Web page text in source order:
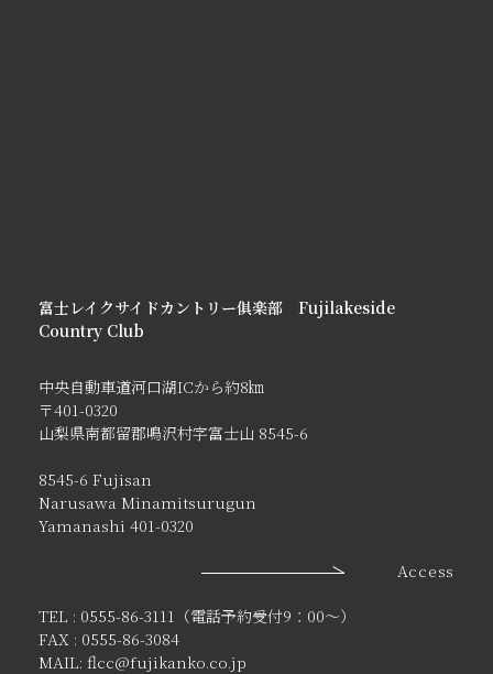
富士レイクサイドカントリー俱楽部 Fujilakeside
Country Club
中央自動車道河口湖ICから約8㎞
〒401-0320
山梨県南都留郡鳴沢村字富士山 8545-6
8545-6 Fujisan
Narusawa Minamitsurugun
Yamanashi 401-0320
Access
TEL : 0555-86-3111（電話予約受付9：00〜）
FAX : 0555-86-3084
MAIL: flcc@fujikanko.co.jp